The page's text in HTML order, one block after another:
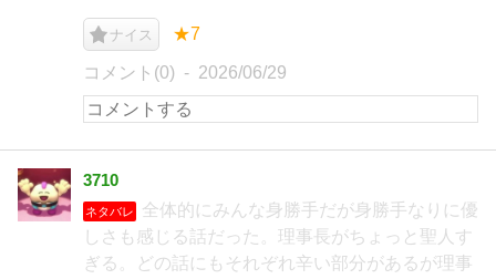
ナイス ★7
コメント(0) 2026/06/29
3710
ネタバレ
全体的にみんな身勝手だが身勝手なりに優
しさも感じる話だった。理事長がちょっと聖人す
ぎる。どの話にもそれぞれ辛い部分があるが理事